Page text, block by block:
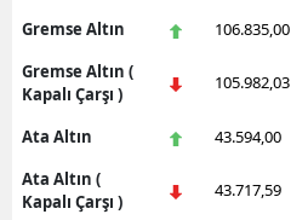
Gremse Altın 106.835,00
Gremse Altın (
Kapalı Çarşı )
105.982,03
Ata Altın 43.594,00
Ata Altın (
Kapalı Çarşı )
43.717,59